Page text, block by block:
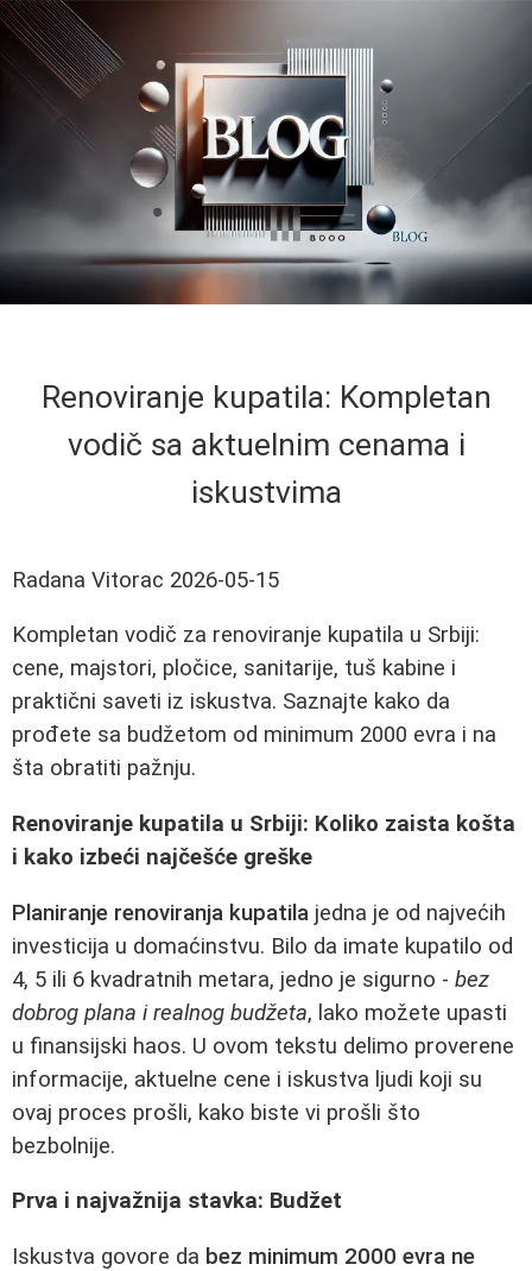
Renoviranje kupatila: Kompletan
vodič sa aktuelnim cenama i
iskustvima
Radana Vitorac 2026-05-15
Kompletan vodič za renoviranje kupatila u Srbiji:
cene, majstori, pločice, sanitarije, tuš kabine i
praktični saveti iz iskustva. Saznajte kako da
prođete sa budžetom od minimum 2000 evra i na
šta obratiti pažnju.
Renoviranje kupatila u Srbiji: Koliko zaista košta
i kako izbeći najčešće greške
Planiranje renoviranja kupatila jedna je od najvećih
investicija u domaćinstvu. Bilo da imate kupatilo od
4, 5 ili 6 kvadratnih metara, jedno je sigurno - bez
dobrog plana i realnog budžeta, lako možete upasti
u finansijski haos. U ovom tekstu delimo proverene
informacije, aktuelne cene i iskustva ljudi koji su
ovaj proces prošli, kako biste vi prošli što
bezbolnije.
Prva i najvažnija stavka: Budžet
Iskustva govore da bez minimum 2000 evra ne